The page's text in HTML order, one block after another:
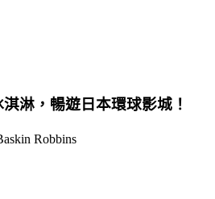
淇淋，暢遊日本環球影城！
Robbins